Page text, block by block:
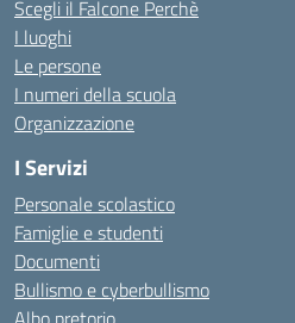
Scegli il Falcone Perchè
I luoghi
Le persone
I numeri della scuola
Organizzazione
I Servizi
Personale scolastico
Famiglie e studenti
Documenti
Bullismo e cyberbullismo